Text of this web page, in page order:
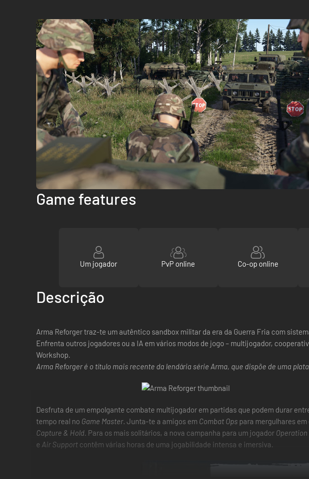
Game features
Um jogador PvP online Co-op online
Descrição
Arma Reforger traz-te um autêntico sandbox militar da era da Guerra Fria com
Enfrenta outros jogadores ou a IA em vários modos de jogo – multijogador,
Workshop.
Arma Reforger é o título mais recente da lendária série Arma, que dispõe de uma
Desfruta de um empolgante combate multijogador em partidas que podem durar
tempo real no Game Master. Junta-te a amigos em Combat Ops para mergulhares
Capture & Hold. Para os mais solitários, a nova campanha para um jogador Operation
e Air Support contêm várias horas de uma jogabilidade intensa e imersiva.